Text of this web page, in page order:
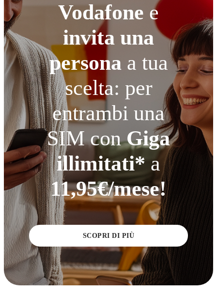
Vodafone e
invita una
personaa tua
scelta: per
entrambi una
SIM conGiga
illimitati*a
11,95€/mese!
SCOPRI DI PIÙ